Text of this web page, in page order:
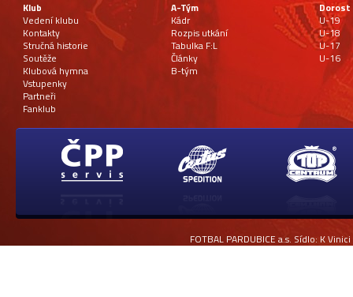
Klub
Vedení klubu
Kontakty
Stručná historie
Soutěže
Klubová hymna
Vstupenky
Partneři
Fanklub
A-Tým
Kádr
Rozpis utkání
Tabulka F:L
Články
B-tým
Dorost
U-19
U-18
U-17
U-16
FOTBAL PARDUBICE a.s. Sídlo: K